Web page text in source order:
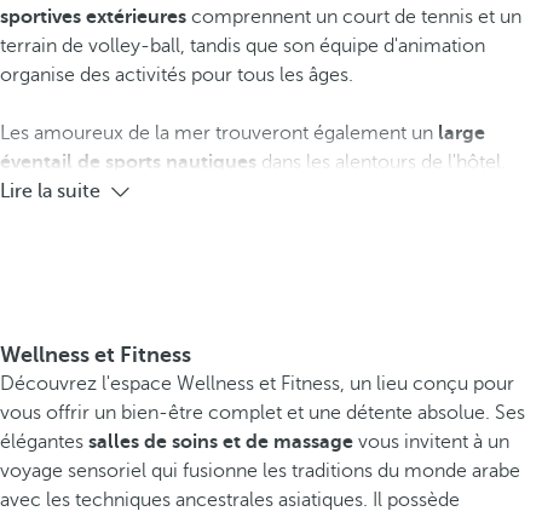
sportives extérieures comprennent un court de tennis et un
terrain de volley-ball, tandis que son équipe d'animation
organise des activités pour tous les âges.
Les amoureux de la mer trouveront également un large
éventail de sports nautiques dans les alentours de l'hôtel.
Lire la suite
Wellness et Fitness
Découvrez l'espace Wellness et Fitness, un lieu conçu pour
vous offrir un bien-être complet et une détente absolue. Ses
élégantes salles de soins et de massage vous invitent à un
voyage sensoriel qui fusionne les traditions du monde arabe
avec les techniques ancestrales asiatiques. Il possède